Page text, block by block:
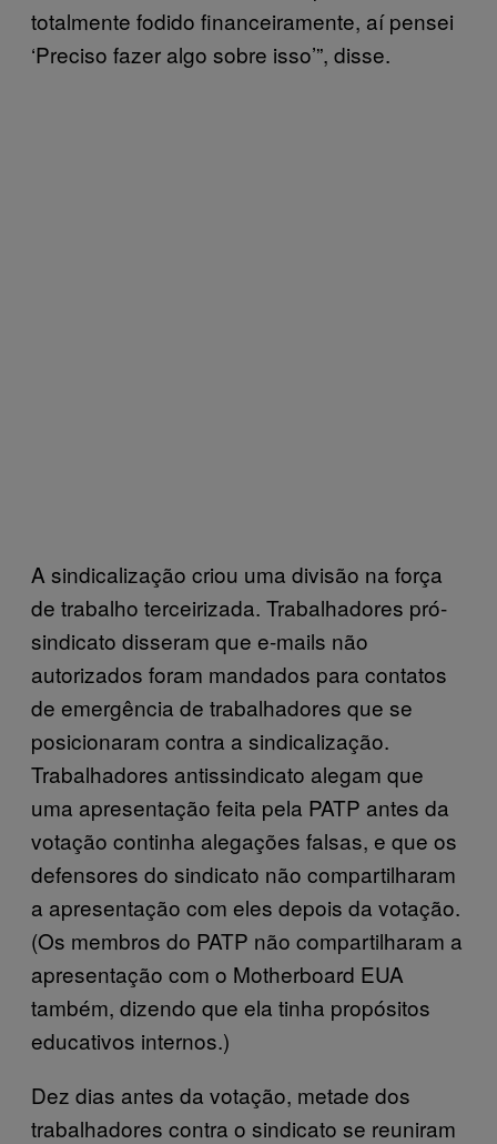
totalmente fodido financeiramente, aí pensei
‘Preciso fazer algo sobre isso’”, disse.
A sindicalização criou uma divisão na força
de trabalho terceirizada. Trabalhadores pró-
sindicato disseram que e-mails não
autorizados foram mandados para contatos
de emergência de trabalhadores que se
posicionaram contra a sindicalização.
Trabalhadores antissindicato alegam que
uma apresentação feita pela PATP antes da
votação continha alegações falsas, e que os
defensores do sindicato não compartilharam
a apresentação com eles depois da votação.
(Os membros do PATP não compartilharam a
apresentação com o Motherboard EUA
também, dizendo que ela tinha propósitos
educativos internos.)
Dez dias antes da votação, metade dos
trabalhadores contra o sindicato se reuniram